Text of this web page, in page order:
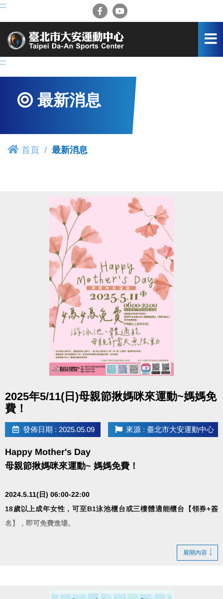
跳
容
:::
:::
最新消息
首頁 最新消息
2025年5/11(日)母親節揪媽咪來運動~媽媽免
費！
發佈日期 : 2025.05.09 來源 : 臺北市大安運動中心
Happy Mother's Day
母親節揪媽咪來運動~ 媽媽免費！
2024.5.11(日) 06:00-22:00
18歲以上成年女性，可至B1泳池櫃台或三樓體適能櫃台【領券+簽
名】，即可免費進場。
上限即停止入場，採一進一出管理，請排隊依序等
展開內容